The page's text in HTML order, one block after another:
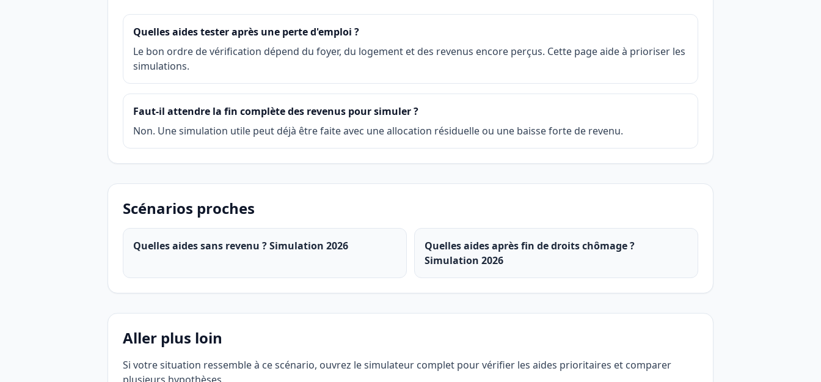
Quelles aides tester après une perte d'emploi ?
Le bon ordre de vérification dépend du foyer, du logement et des revenus encore perçus. Cette page aide à prioriser les
simulations.
Faut-il attendre la fin complète des revenus pour simuler ?
Non. Une simulation utile peut déjà être faite avec une allocation résiduelle ou une baisse forte de revenu.
Scénarios proches
Quelles aides sans revenu ? Simulation 2026
Quelles aides après fin de droits chômage ?
Simulation 2026
Aller plus loin
Si votre situation ressemble à ce scénario, ouvrez le simulateur complet pour vérifier les aides prioritaires et comparer